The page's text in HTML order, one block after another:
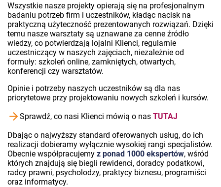
Wszystkie nasze projekty opierają się na profesjonalnym
badaniu potrzeb firm i uczestników, kładąc nacisk na
praktyczną użyteczność prezentowanych rozwiązań. Dzięki
temu nasze warsztaty są uznawane za cenne źródło
wiedzy, co potwierdzają lojalni Klienci, regularnie
uczestniczący w naszych zajęciach, niezależnie od
formuły: szkoleń online, zamkniętych, otwartych,
konferencji czy warsztatów.
Opinie i potrzeby naszych uczestników są dla nas
priorytetowe przy projektowaniu nowych szkoleń i kursów.
Sprawdź, co nasi Klienci mówią o nas TUTAJ
Dbając o najwyższy standard oferowanych usług, do ich
realizacji dobieramy wyłącznie wysokiej rangi specjalistów.
Obecnie współpracujemy z ponad 1000 ekspertów, wśród
których znajdują się biegli rewidenci, doradcy podatkowi,
radcy prawni, psycholodzy, praktycy biznesu, programiści
oraz informatycy.